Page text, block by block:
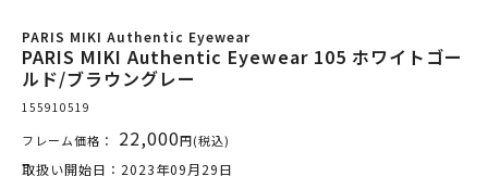
PARIS MIKI Authentic Eyewear
PARIS MIKI Authentic Eyewear 105 ホワイトゴー
ルド/ブラウングレー
155910519
フレーム価格： 22,000円(税込)
取扱い開始日：2023年09月29日